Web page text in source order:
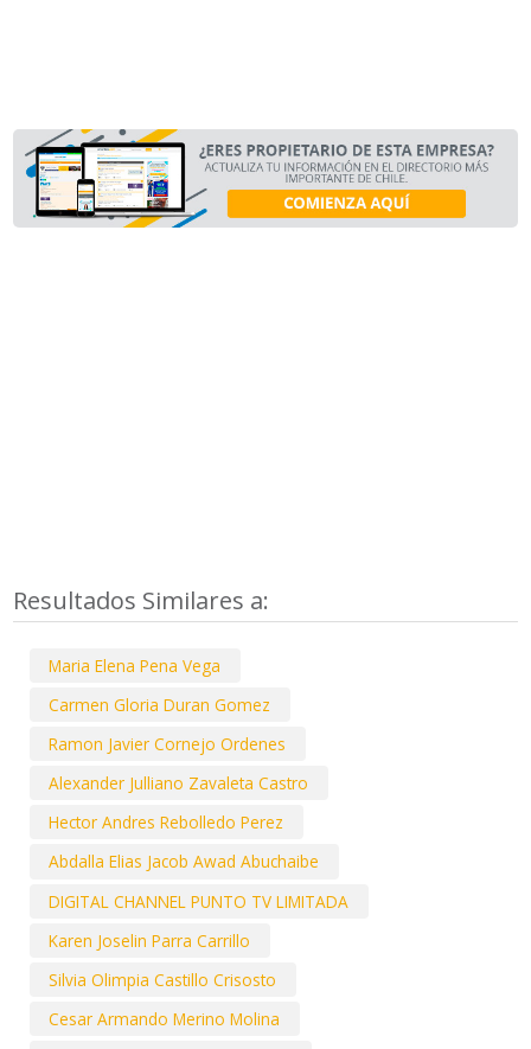
Resultados Similares a:
Maria Elena Pena Vega
Carmen Gloria Duran Gomez
Ramon Javier Cornejo Ordenes
Alexander Julliano Zavaleta Castro
Hector Andres Rebolledo Perez
Abdalla Elias Jacob Awad Abuchaibe
DIGITAL CHANNEL PUNTO TV LIMITADA
Karen Joselin Parra Carrillo
Silvia Olimpia Castillo Crisosto
Cesar Armando Merino Molina